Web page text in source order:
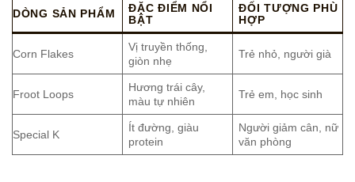
DÒNG SẢN PHẨM
ĐẶC ĐIỂM NỔI
BẬT
ĐỐI TƯỢNG PHÙ
HỢP
Corn Flakes
Vị truyền thống,
giòn nhẹ
Trẻ nhỏ, người già
Froot Loops
Hương trái cây,
màu tự nhiên
Trẻ em, học sinh
Special K
Ít đường, giàu
protein
Người giảm cân, nữ
văn phòng